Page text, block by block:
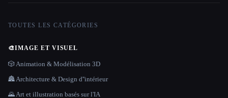
TOUTES LES CATÉGORIES
🎨IMAGE ET VISUEL
🎲 Animation & Modélisation 3D
🏯 Architecture & Design d''intérieur
🌄 Art et illustration basés sur l'IA